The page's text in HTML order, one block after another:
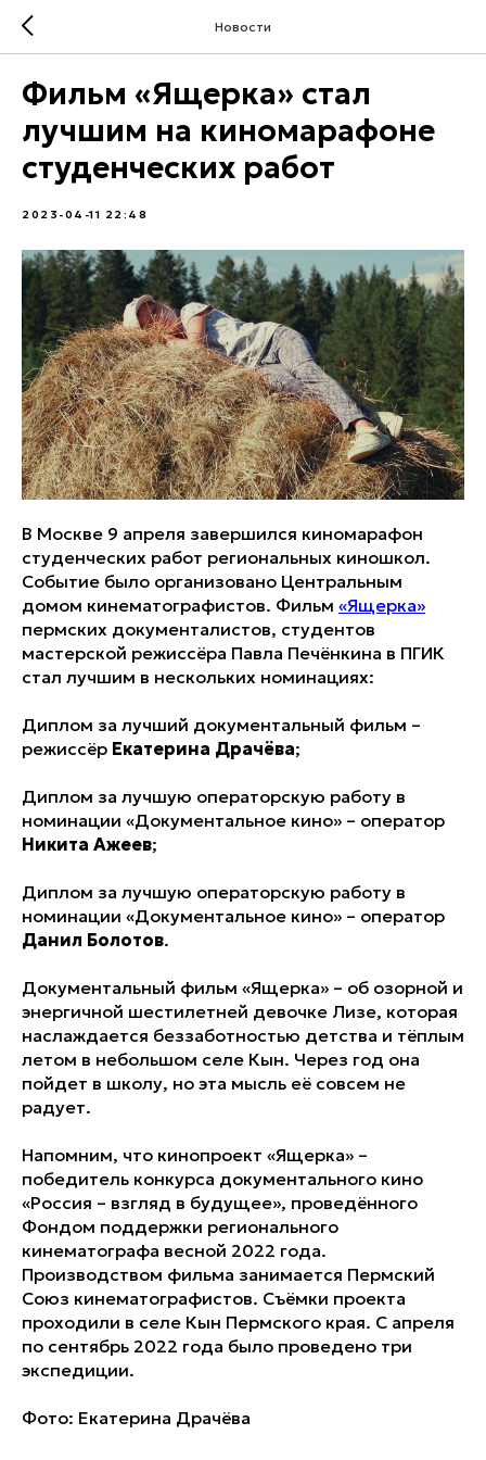
Новости
Фильм «Ящерка» стал
лучшим на киномарафоне
студенческих работ
2023-04-11 22:48
В Москве 9 апреля завершился киномарафон
студенческих работ региональных киношкол.
Событие было организовано Центральным
домом кинематографистов. Фильм «Ящерка»
пермских документалистов, студентов
мастерской режиссёра Павла Печёнкина в ПГИК
стал лучшим в нескольких номинациях:
Диплом за лучший документальный фильм –
режиссёр Екатерина Драчёва;
Диплом за лучшую операторскую работу в
номинации «Документальное кино» – оператор
Никита Ажеев;
Диплом за лучшую операторскую работу в
номинации «Документальное кино» – оператор
Данил Болотов.
Документальный фильм «Ящерка» – об озорной и
энергичной шестилетней девочке Лизе, которая
наслаждается беззаботностью детства и тёплым
летом в небольшом селе Кын. Через год она
пойдет в школу, но эта мысль её совсем не
радует.
Напомним, что кинопроект «Ящерка» –
победитель конкурса документального кино
«Россия – взгляд в будущее», проведённого
Фондом поддержки регионального
кинематографа весной 2022 года.
Производством фильма занимается Пермский
Союз кинематографистов. Съёмки проекта
проходили в селе Кын Пермского края. С апреля
по сентябрь 2022 года было проведено три
экспедиции.
Фото: Екатерина Драчёва